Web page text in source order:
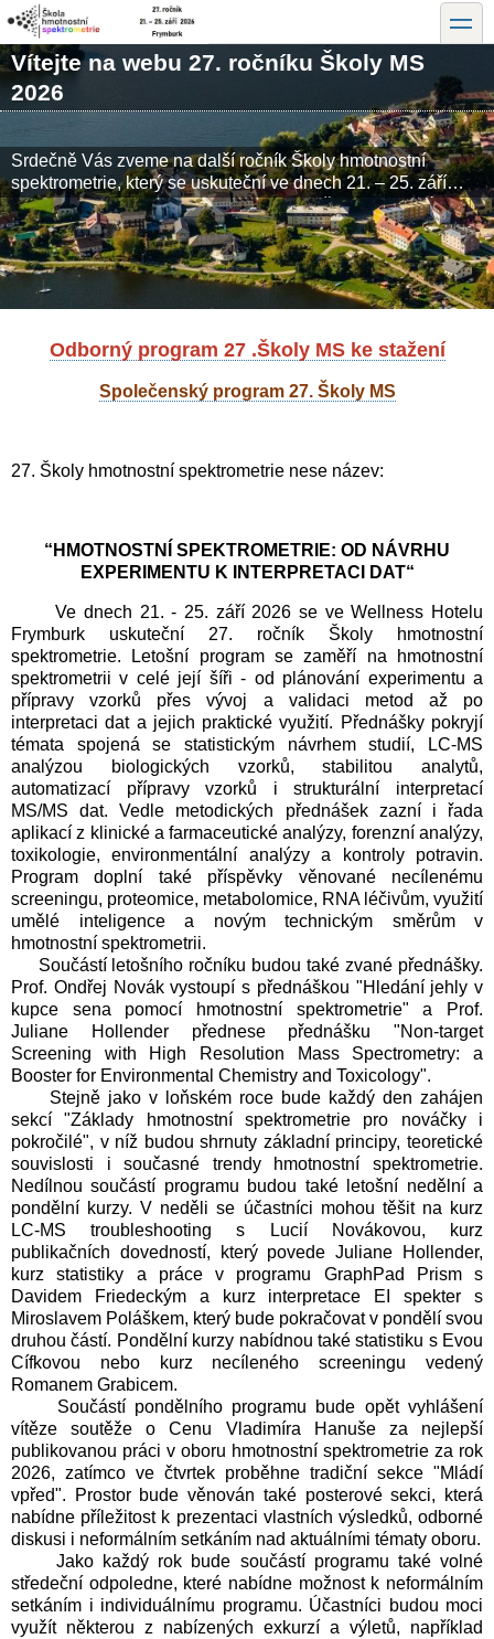
Přejít
hlavnímu
obsahu
toggle
Vítejte na webu 27. ročníku Školy MS
2026
Srdečně Vás zveme na další ročník Školy hmotnostní
spektrometrie, který se uskuteční ve dnech 21. – 25. září
2026 ve Wellness Hotelu Frymburk na břehu Lipenské
přehrady. Tato pravidelná akce každoročně láká začátečníky
i pokročilé uživatele z akademické i soukromé sféry.
Odborný program 27 .Školy MS ke stažení
Společenský program 27. Školy MS
27. Školy hmotnostní spektrometrie nese název:
“HMOTNOSTNÍ SPEKTROMETRIE: OD NÁVRHU
EXPERIMENTU K INTERPRETACI DAT“
Ve dnech 21. - 25. září 2026 se ve Wellness Hotelu
Frymburk uskuteční 27. ročník Školy hmotnostní
spektrometrie. Letošní program se zaměří na hmotnostní
spektrometrii v celé její šíři - od plánování experimentu a
přípravy vzorků přes vývoj a validaci metod až po
interpretaci dat a jejich praktické využití. Přednášky pokryjí
témata spojená se statistickým návrhem studií, LC-MS
analýzou biologických vzorků, stabilitou analytů,
automatizací přípravy vzorků i strukturální interpretací
MS/MS dat. Vedle metodických přednášek zazní i řada
aplikací z klinické a farmaceutické analýzy, forenzní analýzy,
toxikologie, environmentální analýzy a kontroly potravin.
Program doplní také příspěvky věnované necílenému
screeningu, proteomice, metabolomice, RNA léčivům, využití
umělé inteligence a novým technickým směrům v
hmotnostní spektrometrii.
Součástí letošního ročníku budou také zvané přednášky.
Prof. Ondřej Novák vystoupí s přednáškou "Hledání jehly v
kupce sena pomocí hmotnostní spektrometrie" a Prof.
Juliane Hollender přednese přednášku "Non-target
Screening with High Resolution Mass Spectrometry: a
Booster for Environmental Chemistry and Toxicology".
Stejně jako v loňském roce bude každý den zahájen
sekcí "Základy hmotnostní spektrometrie pro nováčky i
pokročilé", v níž budou shrnuty základní principy, teoretické
souvislosti i současné trendy hmotnostní spektrometrie.
Nedílnou součástí programu budou také letošní nedělní a
pondělní kurzy. V neděli se účastníci mohou těšit na kurz
LC-MS troubleshooting s Lucií Novákovou, kurz
publikačních dovedností, který povede Juliane Hollender,
kurz statistiky a práce v programu GraphPad Prism s
Davidem Friedeckým a kurz interpretace EI spekter s
Miroslavem Poláškem, který bude pokračovat v pondělí svou
druhou částí. Pondělní kurzy nabídnou také statistiku s Evou
Cífkovou nebo kurz necíleného screeningu vedený
Romanem Grabicem.
Součástí pondělního programu bude opět vyhlášení
vítěze soutěže o Cenu Vladimíra Hanuše za nejlepší
publikovanou práci v oboru hmotnostní spektrometrie za rok
2026, zatímco ve čtvrtek proběhne tradiční sekce "Mládí
vpřed". Prostor bude věnován také posterové sekci, která
nabídne příležitost k prezentaci vlastních výsledků, odborné
diskusi i neformálním setkáním nad aktuálními tématy oboru.
Jako každý rok bude součástí programu také volné
středeční odpoledne, které nabídne možnost k neformálním
setkáním i individuálnímu programu. Účastníci budou moci
využít některou z nabízených exkurzí a výletů, například